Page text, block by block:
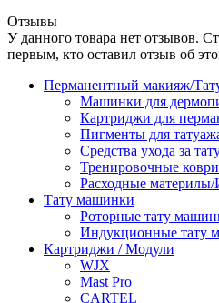
Отзывы
У данного товара нет отзывов.
первым, кто оставил отзыв об
Перманентный макияж/
Машинки для
Картриджи для
Пигменты для
Средства ухода за
Тренировочные
Расходные
Тату машинки
Роторные тату
Индукционные тату
Картриджи / Модули
WJX
Mast Pro
CARTEL